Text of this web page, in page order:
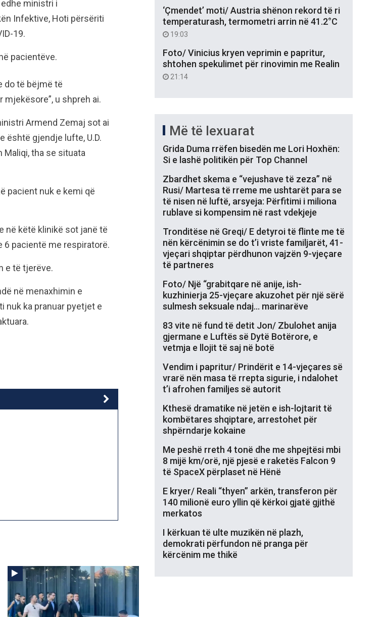
ministri i
Infektive, Hoti përsëriti
19.
pacientëve.
do të bëjmë të
u shpreh ai.
Armend Zemaj sot ai
është gjendje lufte, U.D.
Maliqi, tha se situata
pacient nuk e kemi që
në këtë klinikë sot janë të
6 pacientë me respiratorë.
e të tjerëve.
në menaxhimin e
nuk ka pranuar pyetjet e
‘Çmendet’ moti/ Austria shënon rekord të ri
temperaturash, termometri arrin në 41.2°C
19:03
Foto/ Vinicius kryen veprimin e papritur,
shtohen spekulimet për rinovimin me Realin
21:14
Më të lexuarat
Grida Duma rrëfen bisedën me Lori Hoxhën:
Si e lashë politikën për Top Channel
Zbardhet skema e “vejushave të zeza” në
Rusi/ Martesa të rreme me ushtarët para se
të nisen në luftë, arsyeja: Përfitimi i miliona
rublave si kompensim në rast vdekjeje
Tronditëse në Greqi/ E detyroi të flinte me të
nën kërcënimin se do t’i vriste familjarët, 41-
vjeçari shqiptar përdhunon vajzën 9-vjeçare
të partneres
Foto/ Një “grabitqare në anije, ish-
kuzhinierja 25-vjeçare akuzohet për një sërë
sulmesh seksuale ndaj… marinarëve
83 vite në fund të detit Jon/ Zbulohet anija
gjermane e Luftës së Dytë Botërore, e
vetmja e llojit të saj në botë
Vendim i papritur/ Prindërit e 14-vjeçares së
vrarë nën masa të rrepta sigurie, i ndalohet
t’i afrohen familjes së autorit
Kthesë dramatike në jetën e ish-lojtarit të
kombëtares shqiptare, arrestohet për
shpërndarje kokaine
Me peshë rreth 4 tonë dhe me shpejtësi mbi
8 mijë km/orë, një pjesë e raketës Falcon 9
të SpaceX përplaset në Hënë
E kryer/ Reali “thyen” arkën, transferon për
140 milionë euro yllin që kërkoi gjatë gjithë
merkatos
I kërkuan të ulte muzikën në plazh,
demokrati përfundon në pranga për
kërcënim me thikë